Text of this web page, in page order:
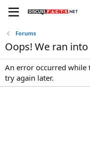
Forums
Oops! We ran
An error occurred while
try again later.